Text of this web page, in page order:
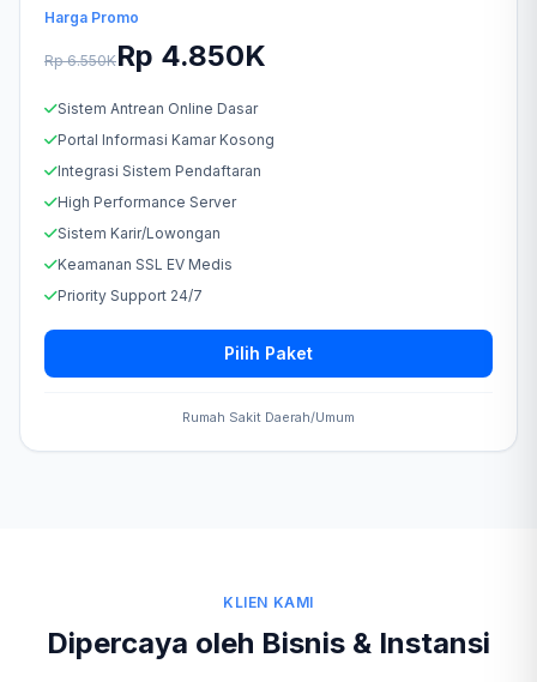
Harga Promo
Rp 6.550KRp 4.850K
Sistem Antrean Online Dasar
Portal Informasi Kamar Kosong
Integrasi Sistem Pendaftaran
High Performance Server
Sistem Karir/Lowongan
Keamanan SSL EV Medis
Priority Support 24/7
Pilih Paket
Rumah Sakit Daerah/Umum
KLIEN KAMI
Dipercaya oleh Bisnis & Instansi